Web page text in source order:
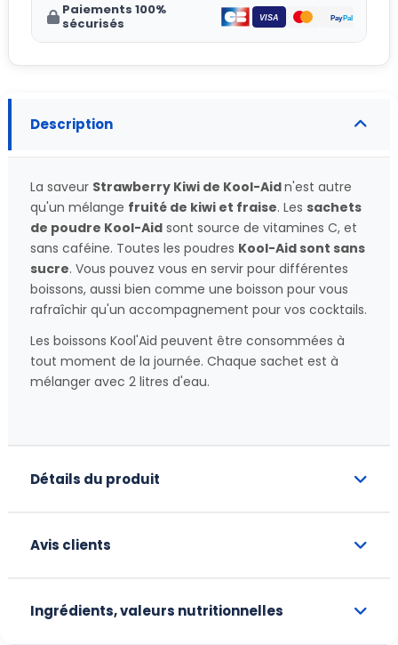
Paiements 100%
sécurisés
Description
La saveur Strawberry Kiwi de Kool-Aidn'est autre
qu'un mélange fruité de kiwi et fraise. Les sachets
de poudre Kool-Aid sont source de vitamines C, et
sans caféine. Toutes les poudres Kool-Aid sont sans
sucre. Vous pouvez vous en servir pour différentes
boissons, aussi bien comme une boisson pour vous
rafraîchir qu'un accompagnement pour vos cocktails.
Les boissons Kool'Aid peuvent être consommées à
tout moment de la journée. Chaque sachet est à
mélanger avec 2 litres d'eau.
Détails du produit
Avis clients
Ingrédients, valeurs nutritionnelles